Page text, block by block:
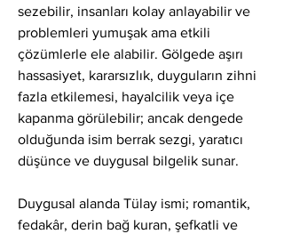
sezebilir, insanları kolay anlayabilir ve
problemleri yumuşak ama etkili
çözümlerle ele alabilir. Gölgede aşırı
hassasiyet, kararsızlık, duyguların zihni
fazla etkilemesi, hayalcilik veya içe
kapanma görülebilir; ancak dengede
olduğunda isim berrak sezgi, yaratıcı
düşünce ve duygusal bilgelik sunar.
Duygusal alanda Tülay ismi; romantik,
fedakâr, derin bağ kuran, şefkatli ve